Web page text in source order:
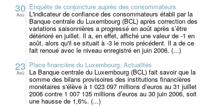
30
Aoû
Enquête de conjoncture auprès des consommateurs
L'indicateur de confiance des consommateurs établi par la
Banque centrale du Luxembourg (BCL) après correction des
variations saisonnières a progressé en août après s’être
détérioré en juillet. Il a, en effet, affiché une valeur de -1 en
août, alors qu'il se situait à -3 le mois précédent. Il a de ce
fait renoué avec le niveau enregistré en juin 2006. (...)
23
Aoû
Place financière du Luxembourg: Actualités
La Banque centrale du Luxembourg (BCL) fait savoir que la
somme des bilans provisoires des institutions financières
monétaires s'élève à 1 023 097 millions d’euros au 31 juillet
2006 contre 1 007 135 millions d’euros au 30 juin 2006, soit
une hausse de 1,6%. (...)